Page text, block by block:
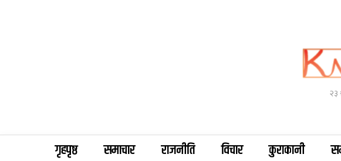
२३
गृहपृष्ठ समाचार राजनीति विचार कुराकानी